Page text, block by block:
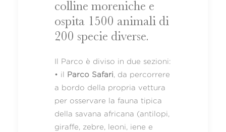
colline moreniche e
ospita 1500 animali di
200 specie diverse.
Il Parco è diviso in due sezioni:
• il
Parco Safari, da percorrere
a bordo della propria vettura
per osservare la fauna tipica
della savana africana (antilopi,
giraffe, zebre, leoni, iene e